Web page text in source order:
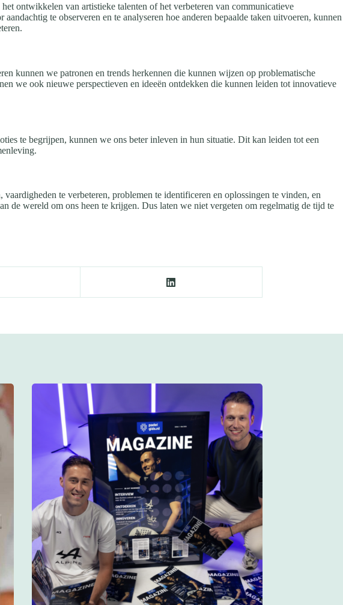
ontwikkelen van artistieke talenten of het verbeteren van communicatieve
te observeren en te analyseren hoe anderen bepaalde taken uitvoeren, kunnen
kunnen we patronen en trends herkennen die kunnen wijzen op problematische
we ook nieuwe perspectieven en ideeën ontdekken die kunnen leiden tot innovatieve
te begrijpen, kunnen we ons beter inleven in hun situatie. Dit kan leiden tot een
te verbeteren, problemen te identificeren en oplossingen te vinden, en
de wereld om ons heen te krijgen. Dus laten we niet vergeten om regelmatig de tijd te